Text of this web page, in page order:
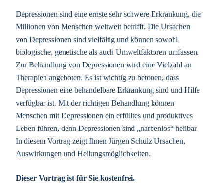
Depressionen sind eine ernste sehr schwere Erkrankung, die
Millionen von Menschen weltweit betrifft. Die Ursachen
von Depressionen sind vielfältig und können sowohl
biologische, genetische als auch Umweltfaktoren umfassen.
Zur Behandlung von Depressionen wird eine Vielzahl an
Therapien angeboten. Es ist wichtig zu betonen, dass
Depressionen eine behandelbare Erkrankung sind und Hilfe
verfügbar ist. Mit der richtigen Behandlung können
Menschen mit Depressionen ein erfülltes und produktives
Leben führen, denn Depressionen sind „narbenlos“ heilbar.
In diesem Vortrag zeigt Ihnen Jürgen Schulz Ursachen,
Auswirkungen und Heilungsmöglichkeiten.
Dieser Vortrag ist für Sie kostenfrei.